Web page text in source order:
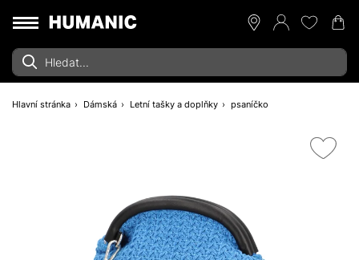
Hlavní stránka Dámská Letní tašky a doplňky psaníčko